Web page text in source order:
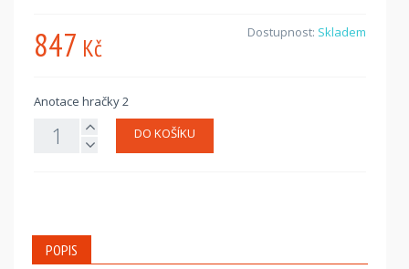
847 Kč
Dostupnost: Skladem
Anotace hračky 2
DO KOŠÍKU
POPIS